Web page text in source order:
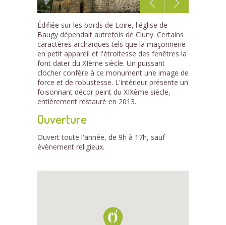
1 /2
Édifiée sur les bords de Loire, l'église de
Baugy dépendait autrefois de Cluny. Certains
caractères archaïques tels que la maçonnerie
en petit appareil et l'étroitesse des fenêtres la
font dater du XIème siècle. Un puissant
clocher confère à ce monument une image de
force et de robustesse. L'intérieur présente un
foisonnant décor peint du XIXème siècle,
entièrement restauré en 2013.
Ouverture
Ouvert toute l'année, de 9h à 17h, sauf
évènement religieux.